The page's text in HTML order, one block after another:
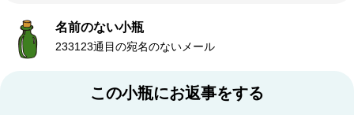
名前のない小瓶
233123通目の宛名のないメール
この小瓶にお返事をする